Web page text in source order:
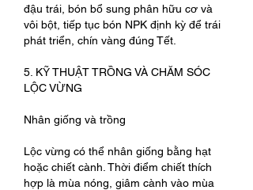
đậu trái, bón bổ sung phân hữu cơ và
vôi bột, tiếp tục bón NPK định kỳ để trái
phát triển, chín vàng đúng Tết.
5. KỸ THUẬT TRỒNG VÀ CHĂM SÓC
LỘC VỪNG
Nhân giống và trồng
Lộc vừng có thể nhân giống bằng hạt
hoặc chiết cành. Thời điểm chiết thích
hợp là mùa nóng, giâm cành vào mùa